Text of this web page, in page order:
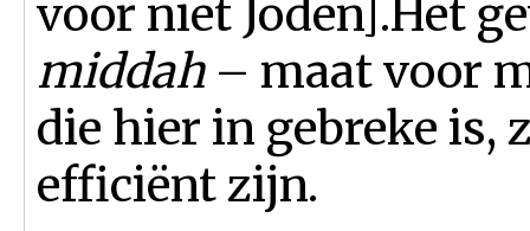
voor niet Joden].Het
middah– maat voor
die hier in gebreke is,
efficiënt zijn.